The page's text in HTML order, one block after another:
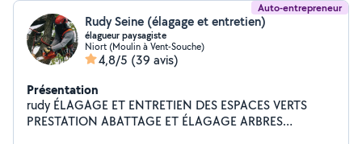
Auto-entrepreneur
Rudy Seine (élagage et entretien)
élagueur paysagiste
Niort (Moulin à Vent-Souche)
4,8/5 (39 avis)
Présentation
rudy ÉLAGAGE ET ENTRETIEN DES ESPACES VERTS
PRESTATION ABATTAGE ET ÉLAGAGE ARBRES